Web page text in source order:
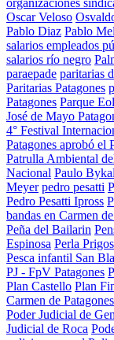
organizaciones
Oscar Veloso
Pablo Diaz Pablo
salarios empleados
salarios río negro
paraepade paritarias
Paritarias Patagones
Patagones Parque
José de Mayo
4° Festival
Patagones aprobó el
Patrulla Ambiental
Nacional Paulo
Meyer pedro pesatti
Pedro Pesatti Ipross
bandas en Carmen
Peña del Bailarin
Espinosa Perla
Pesca infantil San
PJ - FpV Patagones
Plan Castello Plan
Carmen de Patagones
Poder Judicial de
Judicial de Roca